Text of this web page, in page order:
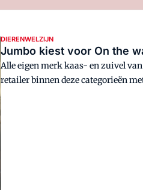
DIERENWELZIJN
Alle eigen merk kaas- en zuivel
retailer binnen deze categorieën